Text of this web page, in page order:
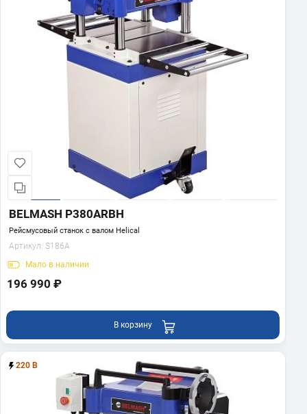
BELMASH P380ARBH
Рейсмусовый станок с валом Helical
Артикул: S186A
Мало в наличии
196 990 ₽
В корзину
220 В